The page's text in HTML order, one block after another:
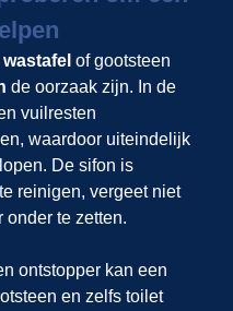
of gootsteen
de oorzaak zijn. In de
vuilresten
waardoor uiteindelijk
De sifon is
reinigen, vergeet niet
onder te zetten.
ontstopper kan een
en zelfs toilet